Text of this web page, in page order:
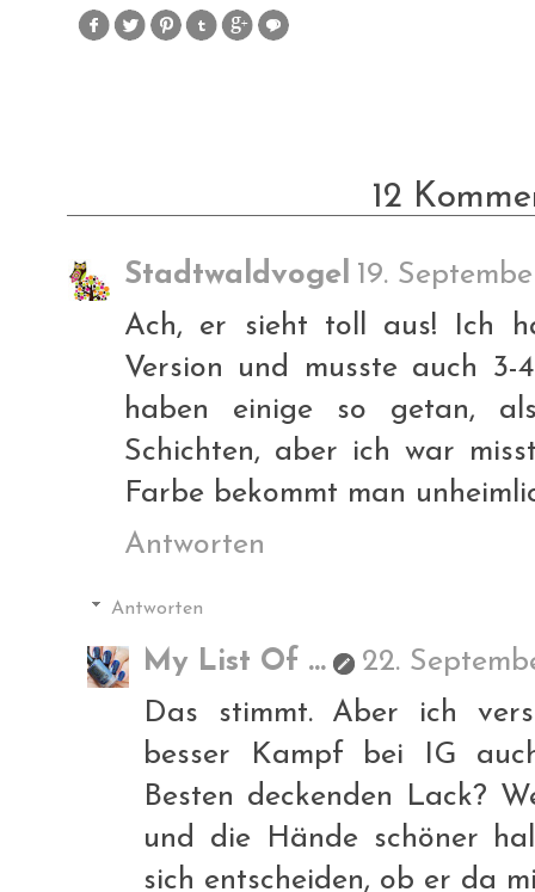
12
Stadtwaldvogel 19.
Ach, er sieht toll aus! Ich
Version und musste auch 3-
haben einige so getan,
Schichten, aber ich war
Farbe bekommt man
Antworten
Antworten
My List Of ...
22.
Das stimmt. Aber ich
besser Kampf bei IG
Besten deckenden Lack?
und die Hände schöner
sich entscheiden, ob er da